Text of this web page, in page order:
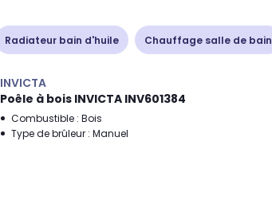
Radiateur bain d'huile Chauffage salle de bain
INVICTA
Poêle à bois INVICTA INV601384
Combustible : Bois
Type de brûleur : Manuel